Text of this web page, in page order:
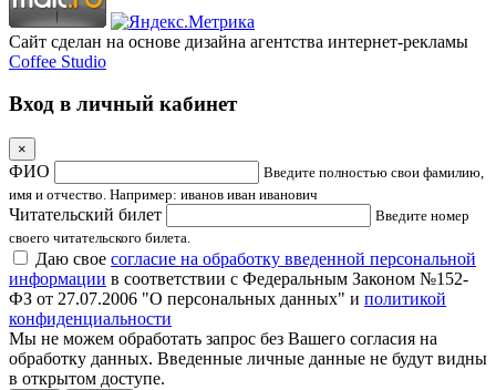
Сайт сделан на основе дизайна агентства интернет-рекламы
Coffee Studio
Вход в личный кабинет
×
ФИО
Введите полностью свои фамилию,
имя и отчество. Например: иванов иван иванович
Читательский билет
Введите номер
своего читательского билета.
Даю свое согласие на обработку введенной персональной
информации в соответствии с Федеральным Законом №152-
ФЗ от 27.07.2006 "О персональных данных" и политикой
конфиденциальности
Мы не можем обработать запрос без Вашего согласия на
обработку данных. Введенные личные данные не будут видны
в открытом доступе.